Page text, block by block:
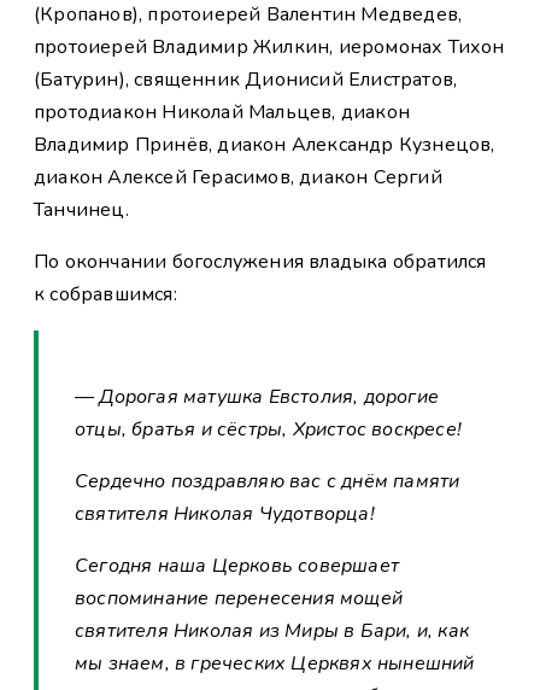
(Кропанов), протоиерей Валентин Медведев,
протоиерей Владимир Жилкин, иеромонах Тихон
(Батурин), священник Дионисий Елистратов,
протодиакон Николай Мальцев, диакон
Владимир Принёв, диакон Александр Кузнецов,
диакон Алексей Герасимов, диакон Сергий
Танчинец.
По окончании богослужения владыка обратился
к собравшимся:
— Дорогая матушка Евстолия, дорогие
отцы, братья и сёстры, Христос воскресе!
Сердечно поздравляю вас с днём памяти
святителя Николая Чудотворца!
Сегодня наша Церковь совершает
воспоминание перенесения мощей
святителя Николая из Миры в Бари, и, как
мы знаем, в греческих Церквях нынешний